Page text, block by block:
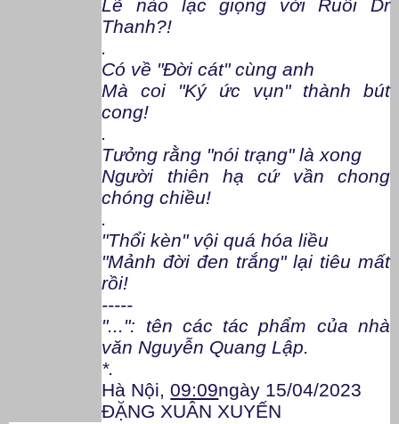
Lẽ nào lạc giọng với Ruồi Dr
Thanh?!
.
Có về "Đời cát" cùng anh
Mà coi "Ký ức vụn" thành bút
cong!
.
Tưởng rằng "nói trạng" là xong
Người thiên hạ cứ vần chong
chóng chiều!
.
"Thổi kèn" vội quá hóa liều
"Mảnh đời đen trắng" lại tiêu mất
rồi!
-----
"...": tên các tác phẩm của nhà
văn Nguyễn Quang Lập.
*.
Hà Nội,09:09ngày 15/04/2023
ĐẶNG XUÂN XUYẾN